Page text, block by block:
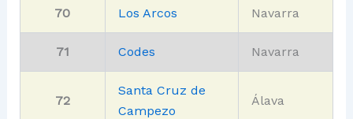
70 Los Arcos Navarra
71 Codes Navarra
72
Santa Cruz de
Campezo
Álava